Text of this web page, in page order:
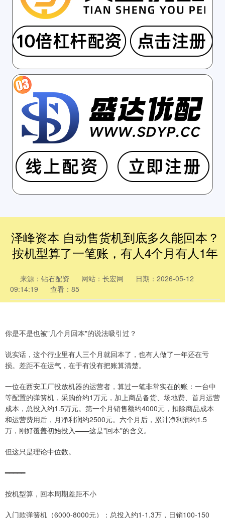
泽峰资本 自动售货机到底多久能回本？
按机型算了一笔账，有人4个月有人1年
来源：钻石配资 网站：长宏网
日期：2026-05-12
09:14:19
查看：85
你是不是也被"几个月回本"的说法吸引过？
说实话，这个行业里有人三个月就回本了，也有人做了一年还在亏
损。差距不在运气，在于有没有把账算清楚。
一位在西安工厂投放机器的运营者，算过一笔非常实在的账：一台中
等配置的弹簧机，采购价约1万元，加上商品备货、场地费、首月运营
成本，总投入约1.5万元。第一个月销售额约4000元，扣除商品成本
和运营费用后，月净利润约2500元。六个月后，累计净利润约1.5
万，刚好覆盖初始投入——这是"回本"的含义。
但这只是理论中位数。
━━━━━
按机型算，回本周期差距不小
入门款弹簧机（6000-8000元）：总投入约1-1.3万，日销100-150